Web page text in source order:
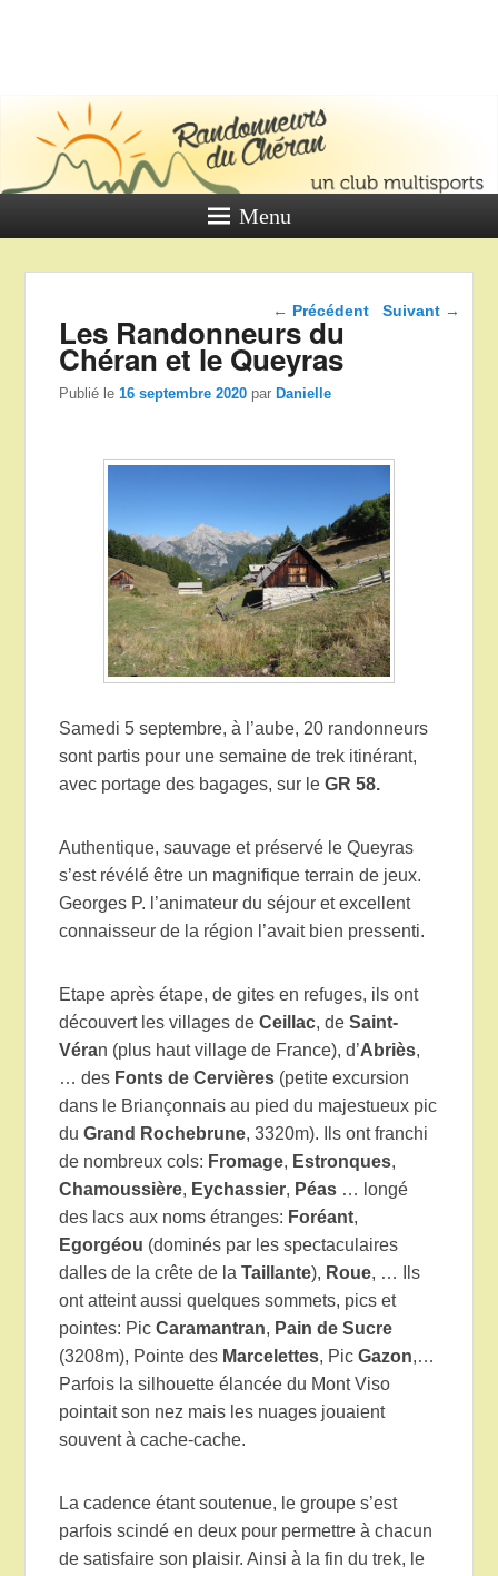
DU
Un club multi sports
Menu
Navigation dans les
← Précédent Suivant →
Les Randonneurs du
Chéran et le Queyras
Publié le16 septembre 2020 parDanielle
Samedi 5 septembre, à l’aube, 20 randonneurs
sont partis pour une semaine de trek itinérant,
avec portage des bagages, sur leGR 58.
Authentique, sauvage et préservé le Queyras
s’est révélé être un magnifique terrain de jeux.
Georges P. l’animateur du séjour et excellent
connaisseur de la région l’avait bien pressenti.
Etape après étape, de gites en refuges, ils ont
découvert les villages deCeillac, deSaint-
Véran (plus haut village de France), d’Abriès,
… des Fonts de Cervières (petite excursion
dans le Briançonnais au pied du majestueux pic
duGrand Rochebrune, 3320m). Ils ont franchi
de nombreux cols: Fromage, Estronques,
Chamoussière, Eychassier, Péas … longé
des lacs aux noms étranges: Foréant,
Egorgéou (dominés par les spectaculaires
dalles de la crête de laTaillante), Roue, … Ils
ont atteint aussi quelques sommets, pics et
pointes: PicCaramantran, Pain de Sucre
(3208m), Pointe des Marcelettes, PicGazon,…
Parfois la silhouette élancée du Mont Viso
pointait son nez mais les nuages jouaient
souvent à cache-cache.
La cadence étant soutenue, le groupe s’est
parfois scindé en deux pour permettre à chacun
de satisfaire son plaisir. Ainsi à la fin du trek, le